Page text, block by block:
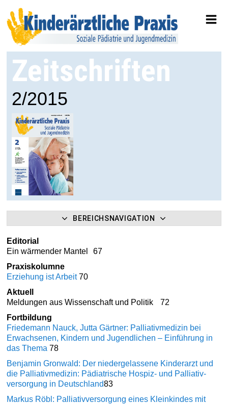
Zeitschriften
2/2015
BEREICHSNAVIGATION
Editorial
Ein wärmender Mantel
67
Praxiskolumne
Erziehung ist Arbeit 70
Aktuell
Meldungen aus Wissenschaft und Politik
72
Fortbildung
Friedemann Nauck, Jutta Gärtner: Palliativmedizin bei
Erwachsenen, Kindern und Jugendlichen – Einführung in
das Thema 78
Benjamin Gronwald: Der niedergelassene Kinderarzt und
die Palliativmedizin: Pädiatrische Hospiz- und Palliativ­
versorgung in Deutschland83
Markus Röbl: Palliativversorgung eines Kleinkindes mit